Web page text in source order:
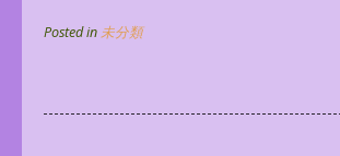
Posted in未分類